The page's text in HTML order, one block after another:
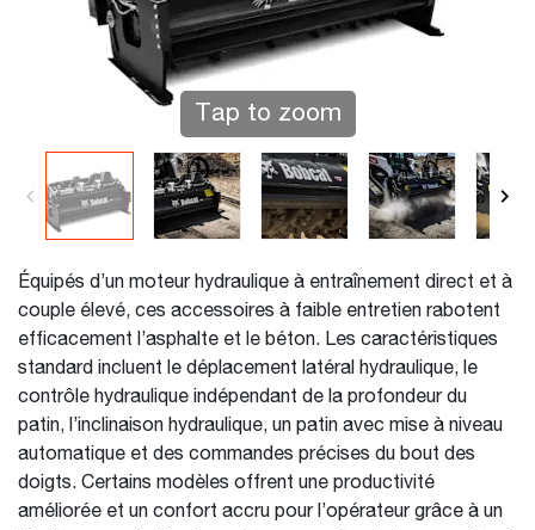
Tap to zoom
Équipés d’un moteur hydraulique à entraînement direct et à
couple élevé, ces accessoires à faible entretien rabotent
efficacement l’asphalte et le béton. Les caractéristiques
standard incluent le déplacement latéral hydraulique, le
contrôle hydraulique indépendant de la profondeur du
patin, l’inclinaison hydraulique, un patin avec mise à niveau
automatique et des commandes précises du bout des
doigts. Certains modèles offrent une productivité
améliorée et un confort accru pour l’opérateur grâce à un